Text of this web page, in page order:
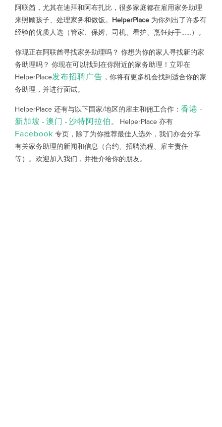
阿联酋，尤其在迪拜和阿布扎比，很多家庭都在雇用家务助理
来照顾孩子、处理家务和做饭。 HelperPlace 为你列出了许多有
经验的优质人选（管家、保姆、司机、看护、烹饪好手……）。
你现正在阿联酋寻找家务助理吗？ 你想为你的家人寻找新的家
务助理吗？ 你现在可以找到在你附近的家务助理！立即在
HelperPlace发布招聘广告 ，你将有更多机会找到适合你的家
务助理，并进行面试。
HelperPlace 还有与以下国家/地区的雇主和佣工合作： 香港 -
新加坡 - 澳门 - 沙特阿拉伯。 HelperPlace 亦有
Facebook 专页，除了为你推荐最佳人选外，我们亦会分享
有关家务助理的新闻和信息（合约、招聘流程、雇主责任
等）。欢迎加入我们，并推介给你的朋友。